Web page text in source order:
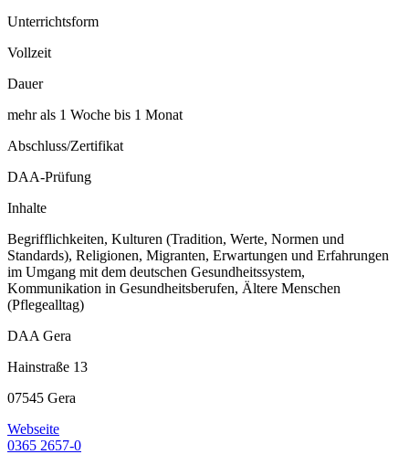
Unterrichtsform
Vollzeit
Dauer
mehr als 1 Woche bis 1 Monat
Abschluss/Zertifikat
DAA-Prüfung
Inhalte
Begrifflichkeiten, Kulturen (Tradition, Werte, Normen und
Standards), Religionen, Migranten, Erwartungen und Erfahrungen
im Umgang mit dem deutschen Gesundheitssystem,
Kommunikation in Gesundheitsberufen, Ältere Menschen
(Pflegealltag)
DAA Gera
Hainstraße 13
07545 Gera
Webseite
0365 2657-0